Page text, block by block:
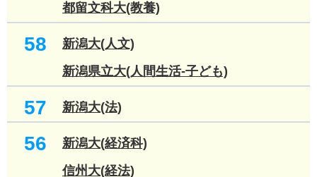
都留文科大(教養)
58
新潟大(人文)
新潟県立大(人間生活-子ども)
57 新潟大(法)
56
新潟大(経済科)
信州大(経法)